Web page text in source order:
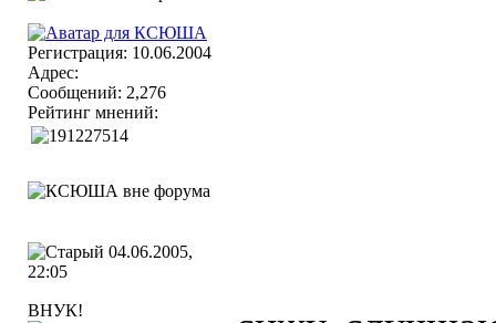
Регистрация: 10.06.2004
Адрес:
Сообщений: 2,276
Рейтинг мнений:
04.06.2005,
22:05
ВНУК!